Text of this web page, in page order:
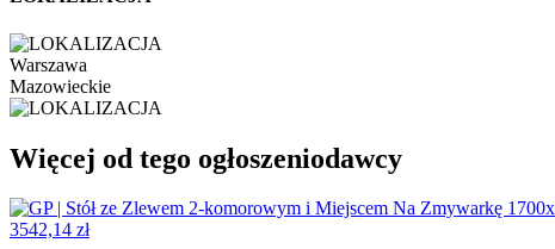
Warszawa
Mazowieckie
Więcej od tego ogłoszeniodawcy
3542,14 zł